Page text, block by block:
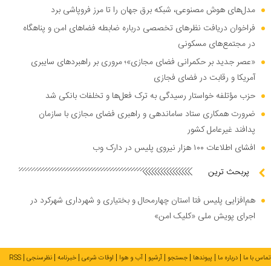
مدل‌های هوش مصنوعی، شبکه برق جهان را تا مرز فروپاشی برد
فراخوان دریافت نظر‌های تخصصی درباره ضابطه فضا‌های امن و پناهگاه
در مجتمع‌های مسکونی
«عصر جدید بر حکمرانی فضای مجازی»؛ مروری بر راهبرد‌های سایبری
آمریکا و رقابت در فضای فجازی
حزب مؤتلفه خواستار رسیدگی به ترک فعل‌ها و تخلفات بانکی شد
ضرورت همکاری ستاد ساماندهی و راهبری فضای مجازی با سازمان
پدافند غیرعامل کشور
افشای اطلاعات ۱۰۰ هزار نیروی پلیس در دارک وب
پربحث ترین
هم‌افزایی پلیس فتا استان چهارمحال و بختیاری و شهرداری شهرکرد در
اجرای پویش ملی «کلیک امن»
تماس با ما درباره ما پیوندها جستجو آرشیو آب و هوا اوقات شرعی خبرنامه نظرسنجی RSS